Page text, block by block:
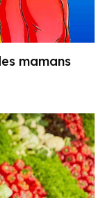
mamans